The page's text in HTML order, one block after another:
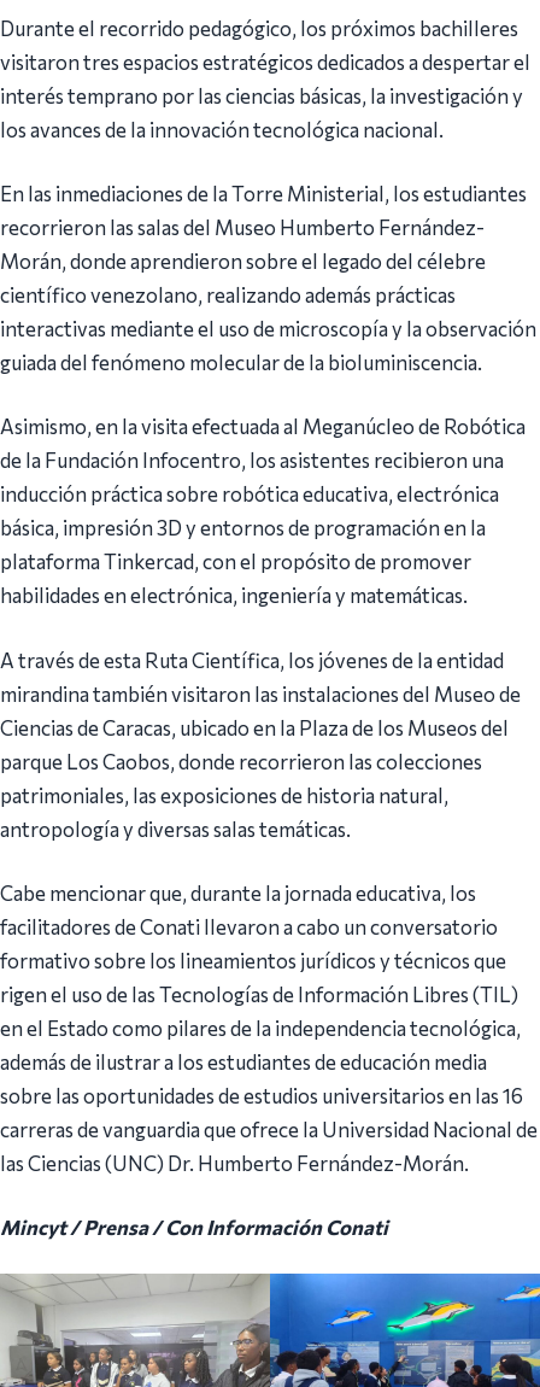
Durante el recorrido pedagógico, los próximos bachilleres
visitaron tres espacios estratégicos dedicados a despertar el
interés temprano por las ciencias básicas, la investigación y
los avances de la innovación tecnológica nacional.
En las inmediaciones de la Torre Ministerial, los estudiantes
recorrieron las salas del Museo Humberto Fernández-
Morán, donde aprendieron sobre el legado del célebre
científico venezolano, realizando además prácticas
interactivas mediante el uso de microscopía y la observación
guiada del fenómeno molecular de la bioluminiscencia.
Asimismo, en la visita efectuada al Meganúcleo de Robótica
de la Fundación Infocentro, los asistentes recibieron una
inducción práctica sobre robótica educativa, electrónica
básica, impresión 3D y entornos de programación en la
plataforma Tinkercad, con el propósito de promover
habilidades en electrónica, ingeniería y matemáticas.
A través de esta Ruta Científica, los jóvenes de la entidad
mirandina también visitaron las instalaciones del Museo de
Ciencias de Caracas, ubicado en la Plaza de los Museos del
parque Los Caobos, donde recorrieron las colecciones
patrimoniales, las exposiciones de historia natural,
antropología y diversas salas temáticas.
Cabe mencionar que, durante la jornada educativa, los
facilitadores de Conati llevaron a cabo un conversatorio
formativo sobre los lineamientos jurídicos y técnicos que
rigen el uso de las Tecnologías de Información Libres (TIL)
en el Estado como pilares de la independencia tecnológica,
además de ilustrar a los estudiantes de educación media
sobre las oportunidades de estudios universitarios en las 16
carreras de vanguardia que ofrece la Universidad Nacional de
las Ciencias (UNC) Dr. Humberto Fernández-Morán.
Mincyt / Prensa / Con Información Conati